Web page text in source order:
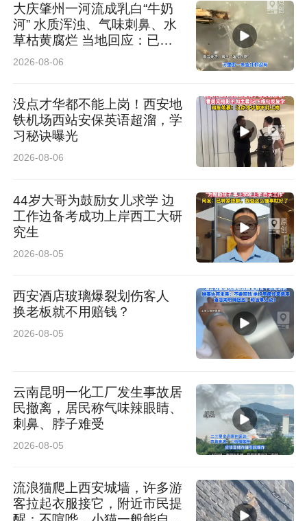
大庆肇州一河流成乳白“牛奶
河” 水质浑浊、气味刺鼻、水
草枯黄腐烂 当地回应：已介
入排查
2026-08-06
没点才华都不能上岗！西安地
铁机场西站安保英语超溜，学
习秘诀曝光
2026-08-06
44岁大哥为鼓励女儿求学 边
工作边备考成功上岸西工大研
究生
2026-08-05
西安酒店玻璃爆裂划伤客人
换老板就不用赔钱？
2026-08-05
云南昆明一化工厂发生事故居
民撤离，居民称气味辣眼睛、
刺鼻、脖子难受
2026-08-05
流浪猫爬上西安城墙，许多游
客拉起衣服接它，附近市民提